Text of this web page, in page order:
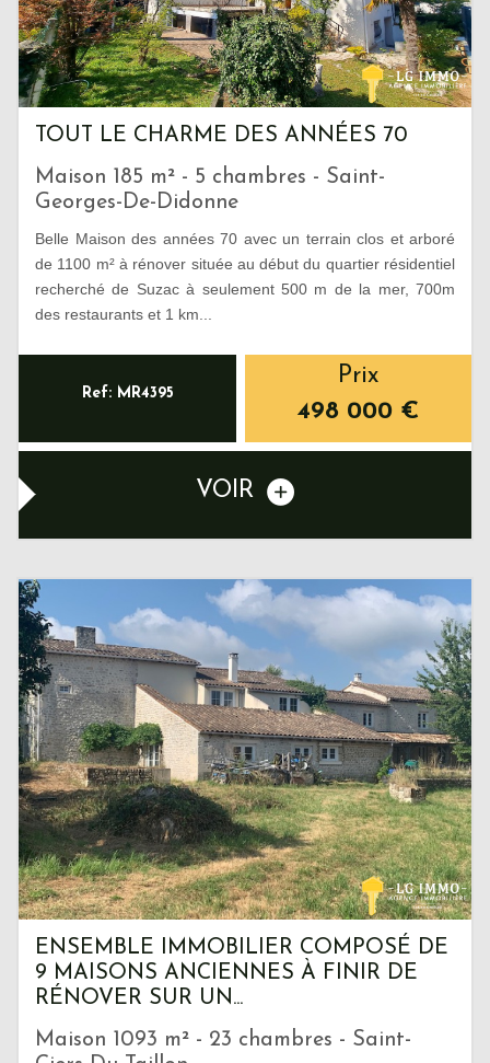
TOUT LE CHARME DES ANNÉES 70
Maison 185 m² - 5 chambres - Saint-
Georges-De-Didonne
Belle Maison des années 70 avec un terrain clos et arboré
de 1100 m² à rénover située au début du quartier résidentiel
recherché de Suzac à seulement 500 m de la mer, 700m
des restaurants et 1 km...
Ref: MR4395
Prix
498 000 €
VOIR
ENSEMBLE IMMOBILIER COMPOSÉ DE
9 MAISONS ANCIENNES À FINIR DE
RÉNOVER SUR UN...
Maison 1093 m² - 23 chambres - Saint-